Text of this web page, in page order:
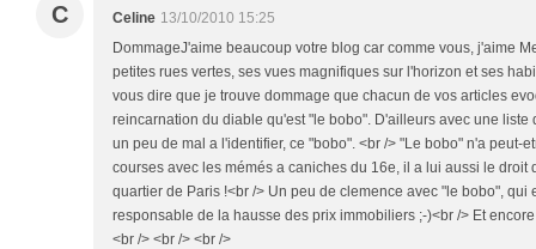
C Celine 13/10/2010 15:25
DommageJ'aime beaucoup votre blog car comme vous, j'aime
petites rues vertes, ses vues magnifiques sur l'horizon et ses
vous dire que je trouve dommage que chacun de vos articles
reincarnation du diable qu'est "le bobo". D'ailleurs avec une liste
un peu de mal a l'identifier, ce "bobo". <br /> "Le bobo" n'a peut-
courses avec les mémés a caniches du 16e, il a lui aussi le droit
quartier de Paris !<br /> Un peu de clemence avec "le bobo", qui
responsable de la hausse des prix immobiliers ;-)<br /> Et
<br /> <br /> <br />